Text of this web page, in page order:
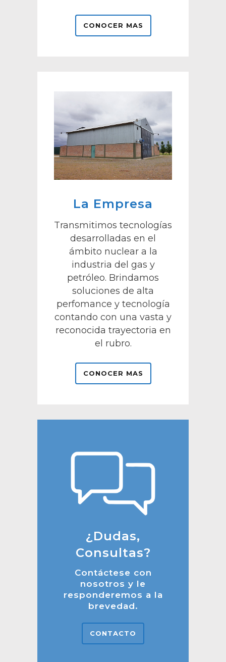
CONOCER MAS
La Empresa
Transmitimos tecnologías
desarrolladas en el
ámbito nuclear a la
industria del gas y
petróleo. Brindamos
soluciones de alta
perfomance y tecnología
contando con una vasta y
reconocida trayectoria en
el rubro.
CONOCER MAS
¿Dudas,
Consultas?
Contáctese con
nosotros y le
responderemos a la
brevedad.
CONTACTO